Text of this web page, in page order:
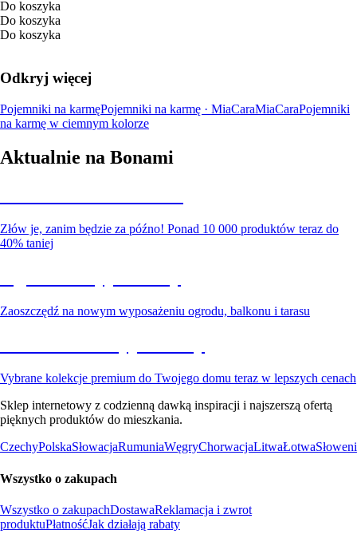
Do koszyka
Do koszyka
Do koszyka
Odkryj więcej
Pojemniki na karmęPojemniki na karmę · MiaCaraMiaCaraPojemniki
na karmę w ciemnym kolorze
Aktualnie na Bonami
Złów je, zanim będzie za późno! Ponad 10 000 produktów teraz do
40% taniej
Zaoszczędź na nowym wyposażeniu ogrodu, balkonu i tarasu
Vybrane kolekcje premium do Twojego domu teraz w lepszych cenach
Sklep internetowy z codzienną dawką inspiracji i najszerszą ofertą
pięknych produktów do mieszkania.
CzechyPolskaSłowacjaRumuniaWęgryChorwacjaLitwaŁotwa
Wszystko o zakupach
Wszystko o zakupachDostawaReklamacja i zwrot
produktuPłatnośćJak działają rabaty